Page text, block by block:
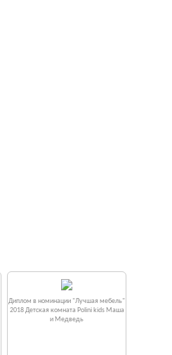
Диплом в номинации "Лучшая мебель"
2018 Детская комната Polini kids Маша
и Медведь